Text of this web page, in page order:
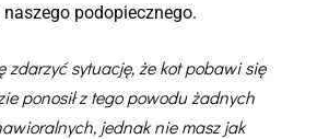
podopiecznego.
zdarzyć sytuację, że kot pobawi się
ponosił z tego powodu żadnych
jednak nie masz jak